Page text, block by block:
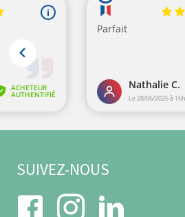
SUIVEZ-NOUS